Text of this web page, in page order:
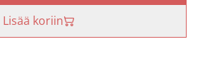
Lisää koriin